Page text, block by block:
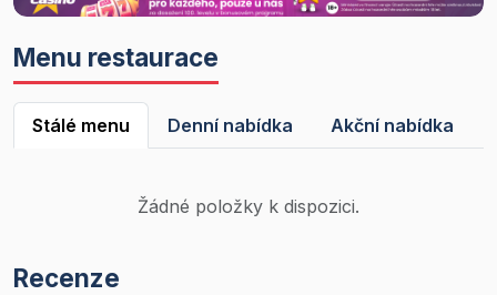
Menu restaurace
Stálé menu Denní nabídka Akční nabídka
Žádné položky k dispozici.
Recenze